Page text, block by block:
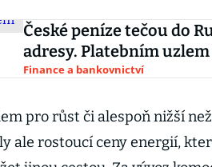
České peníze tečou do
adresy. Platebním
Finance a bankovnictví
pro růst či alespoň nižší
ale rostoucí ceny energií,